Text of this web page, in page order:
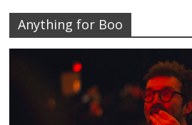
Anything for Boo